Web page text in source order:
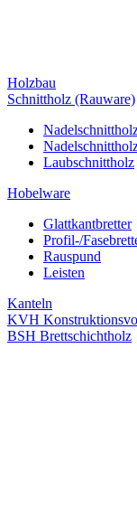
Holzbau
Schnittholz (Rauware)
Laubschnittholz
Hobelware
Glattkantbretter
Profil-/
Rauspund
Leisten
Kanteln
KVH
BSH Brettschichtholz